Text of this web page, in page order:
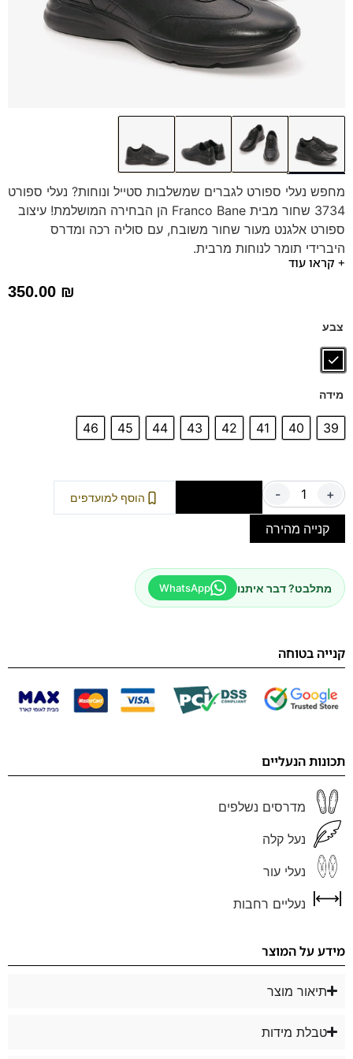
מחפש נעלי ספורט לגברים שמשלבות סטייל ונוחות? נעלי ספורט
3734 שחור מבית Franco Bane הן הבחירה המושלמת! עיצוב
ספורט אלגנט מעור שחור משובח, עם סוליה רכה ומדרס
היברידי תומך לנוחות מרבית.
הנעליים מתאימות לכל שעות היום, בין אם לעבודה, טיול או בילוי.
+ קראו עוד
350.00 ₪
צבע
מידה
39
40
41
42
43
44
45
46
- + הוסף למועדפים
קנייה מהירה
מתלבט? דבר איתנו WhatsApp
קנייה בטוחה
תכונות הנעליים
מדרסים נשלפים
נעל קלה
נעלי עור
נעליים רחבות
מידע על המוצר
תיאור מוצר
טבלת מידות